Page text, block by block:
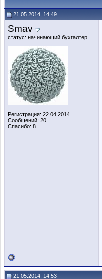
21.05.2014, 14:49
Smav
статус: начинающий бухгалтер
Регистрация: 22.04.2014
Сообщений: 20
Спасибо: 8
21.05.2014, 14:53